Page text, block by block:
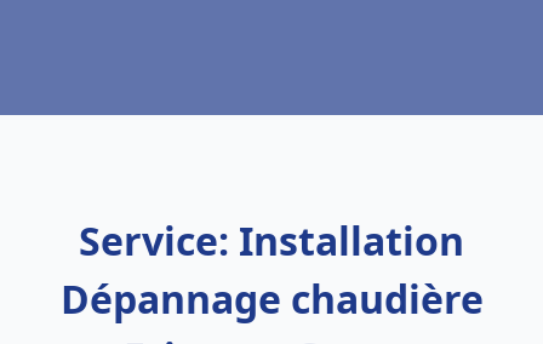
Service: Installation
Dépannage chaudière